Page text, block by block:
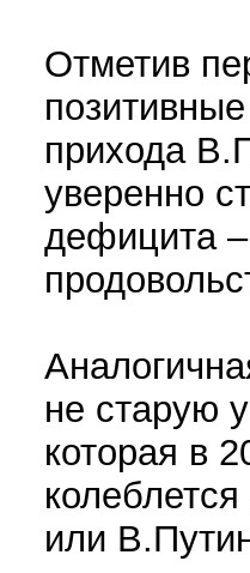
Отметив
прихода
уверенно
дефицита –
не старую
которая в
или